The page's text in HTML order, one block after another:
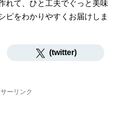
れて、ひと工夫でぐっと美味
ピをわかりやすくお届けしま
(twitter)
ーリンク